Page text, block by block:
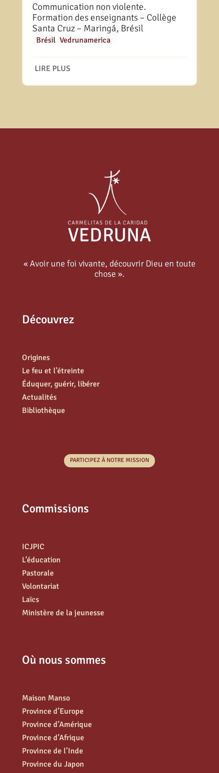
Communication non violente.
Formation des enseignants – Collège
Santa Cruz – Maringá, Brésil
Brésil, Vedrunamerica
LIRE PLUS
« Avoir une foi vivante, découvrir Dieu en toute
chose ».
Découvrez
Origines
Le feu et l’étreinte
Éduquer, guérir, libérer
Actualités
Bibliothèque
PARTICIPEZ À NOTRE MISSION
Commissions
ICJPIC
L’éducation
Pastorale
Volontariat
Laïcs
Ministère de la jeunesse
Où nous sommes
Maison Manso
Province d’Europe
Province d’Amérique
Province d’Afrique
Province de l’Inde
Province du Japon